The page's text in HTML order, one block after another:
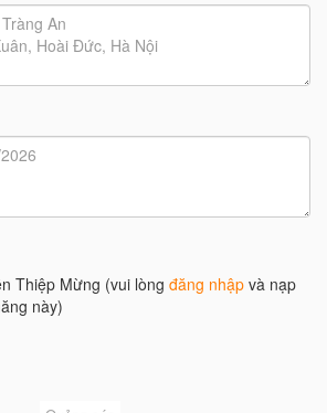
Thiệp Mừng (vui lòng đăng nhập và nạp
này)